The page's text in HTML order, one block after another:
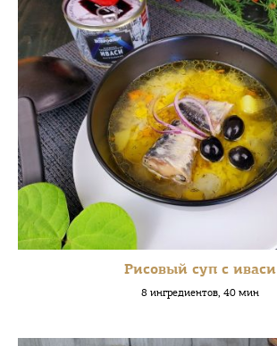
Рисовый суп с иваси
8 ингредиентов, 40 мин